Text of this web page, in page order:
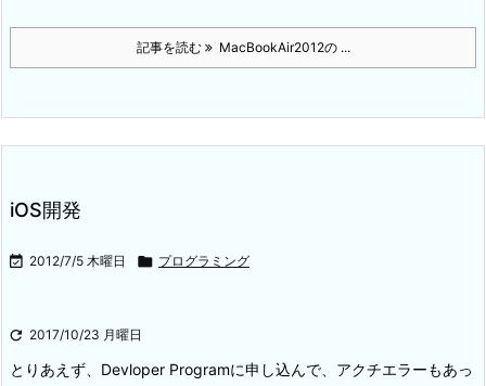
記事を読む MacBookAir2012の ...
iOS開発
 2012/7/5 木曜日  プログラミング
 2017/10/23 月曜日
とりあえず、Devloper Programに申し込んで、アクチエラーもあっ